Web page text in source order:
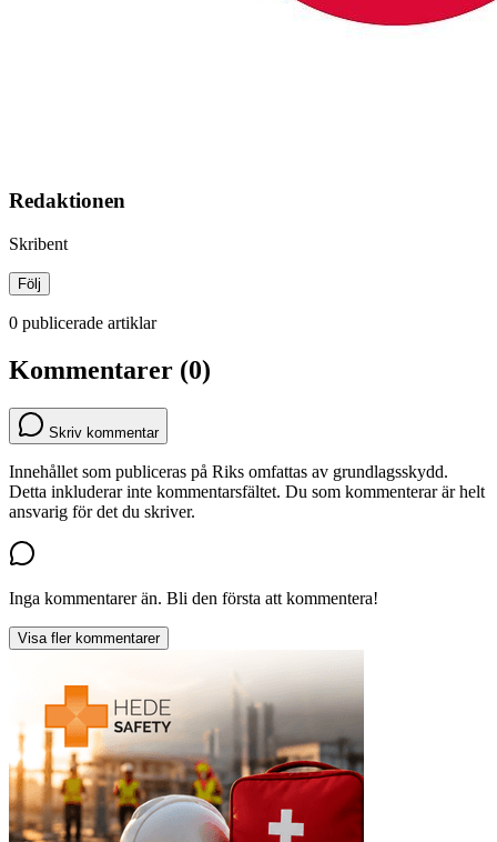
Redaktionen
Skribent
Följ
0 publicerade artiklar
Kommentarer (0)
Skriv kommentar
Innehållet som publiceras på Riks omfattas av grundlagsskydd.
Detta inkluderar inte kommentarsfältet. Du som kommenterar är helt
ansvarig för det du skriver.
Inga kommentarer än. Bli den första att kommentera!
Visa fler kommentarer